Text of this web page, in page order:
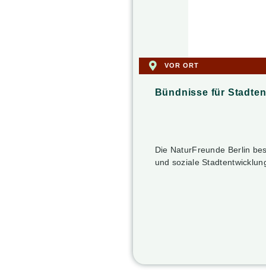
VOR ORT
Bündnisse für
Die NaturFreunde Berlin
und soziale